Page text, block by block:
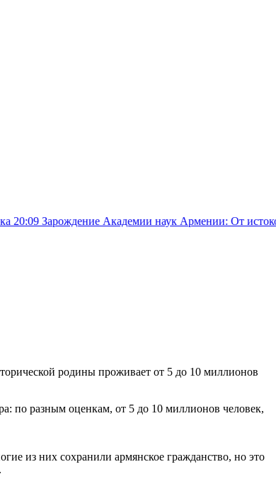
Академии наук Армении: От истоков
родины проживает от 5 до 10 миллионов
по разным оценкам, от 5 до 10 миллионов человек,
из них сохранили армянское гражданство, но это